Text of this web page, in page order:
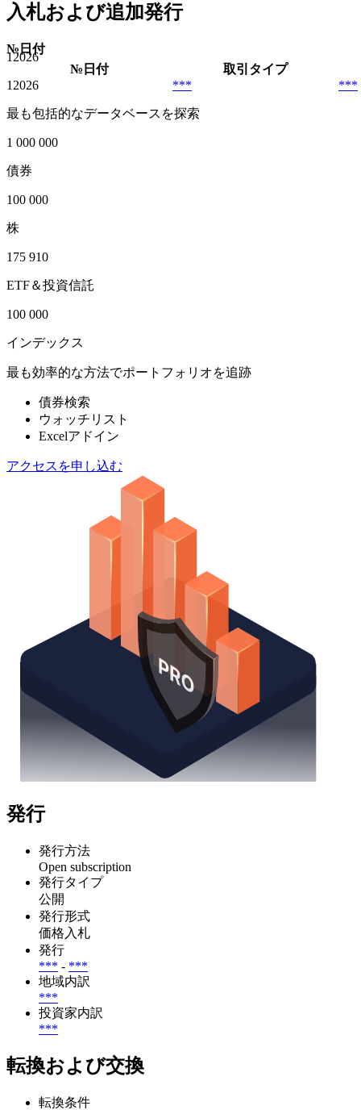
入札および追加発行
№ 日付
12026
№ 日付
取引タイプ
1 2026 *** ***
最も包括的なデータベースを探索
1 000 000
債券
100 000
株
175 910
ETF＆投資信託
100 000
インデックス
最も効率的な方法でポートフォリオを追跡
債券検索
ウォッチリスト
Excelアドイン
アクセスを申し込む
発行
発行方法
Open subscription
発行タイプ
公開
発行形式
価格入札
発行
*** - ***
地域内訳
***
投資家内訳
***
転換および交換
転換条件